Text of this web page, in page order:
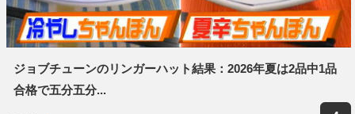
ジョブチューンのリンガーハット結果：2026年夏は2品中1品
合格で五分五分...